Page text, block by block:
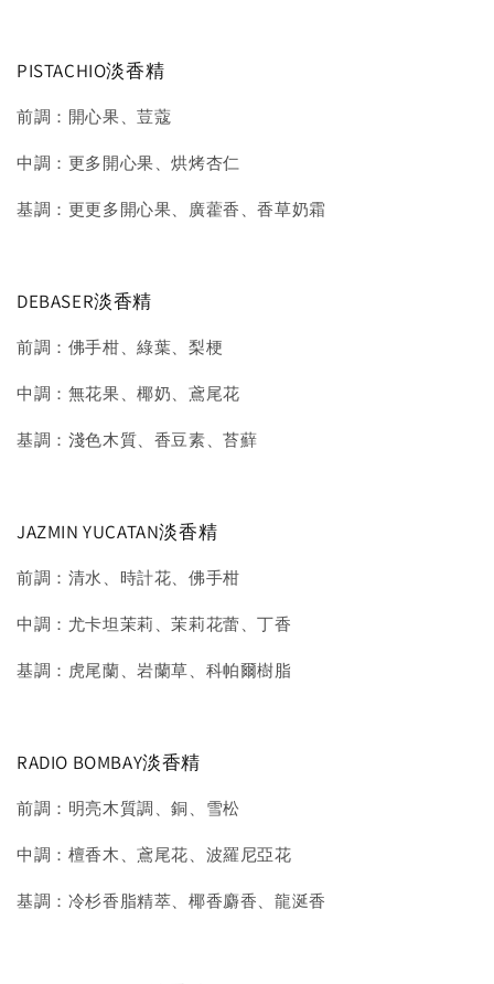
PISTACHIO淡香精
前調：開心果、荳蔻
中調：更多開心果、烘烤杏仁
基調：更更多開心果、廣藿香、香草奶霜
DEBASER淡香精
前調：佛手柑、綠葉、梨梗
中調：無花果、椰奶、鳶尾花
基調：淺色木質、香豆素、苔蘚
JAZMIN YUCATAN淡香精
前調：清水、時計花、佛手柑
中調：尤卡坦茉莉、茉莉花蕾、丁香
基調：虎尾蘭、岩蘭草、科帕爾樹脂
RADIO BOMBAY淡香精
前調：明亮木質調、銅、雪松
中調：檀香木、鳶尾花、波羅尼亞花
基調：冷杉香脂精萃、椰香麝香、龍涎香